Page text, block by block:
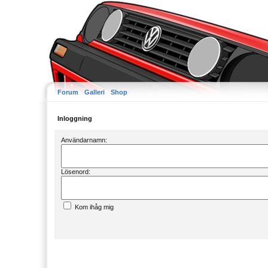
Forum Galleri Shop
Inloggning
Användarnamn:
Lösenord:
Kom ihåg mig